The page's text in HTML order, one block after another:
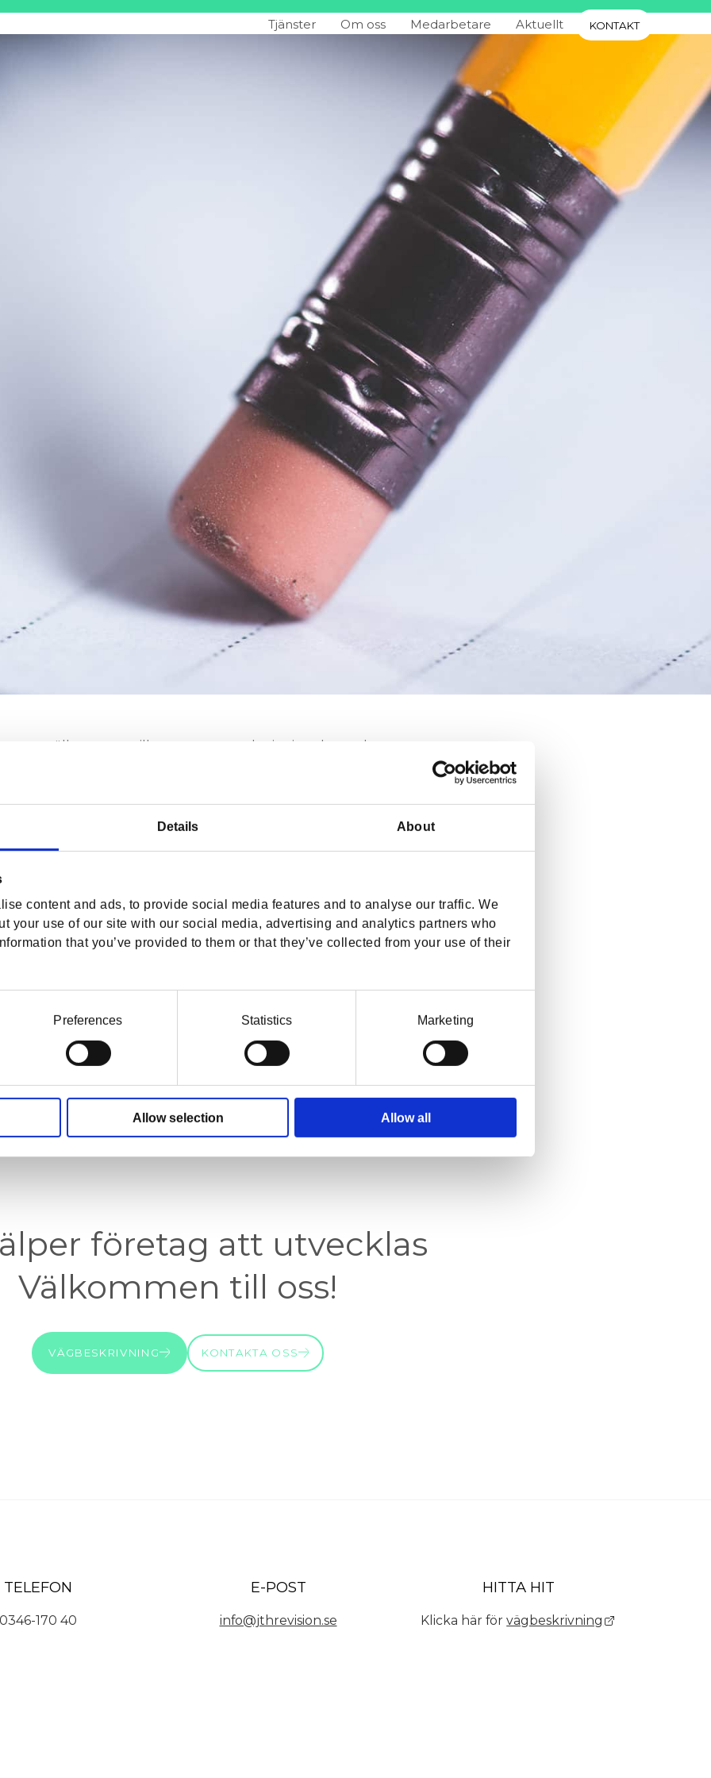
Details About
content and ads, to provide social media features and to analyse our traffic. We
your use of our site with our social media, advertising and analytics partners who
that you’ve provided to them or that they’ve collected from your use of their
Preferences Statistics Marketing
Allow selection Allow all
Tjänster Om oss Medarbetare Aktuellt KONTAKT
välkommen till oss som ny redovisningskonsult.
tjej som gillar att baka. Det sista ser vi mycket fram emot!
Okategoriserade
GÅ TILLBAKA
företag att utvecklas
Välkommen till oss!
VÄGBESKRIVNING KONTAKTA OSS
TELEFON
0346-170 40
E-POST
info@jthrevision.se
HITTA HIT
Klicka här förvägbeskrivning